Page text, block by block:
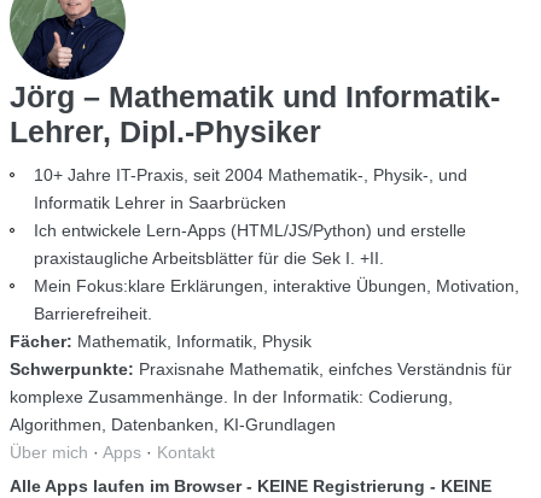
Jörg – Mathematik und Informatik-
Lehrer, Dipl.-Physiker
10+ Jahre IT-Praxis, seit 2004 Mathematik-, Physik-, und
Informatik Lehrer in Saarbrücken
Ich entwickele Lern-Apps (HTML/JS/Python) und erstelle
praxistaugliche Arbeitsblätter für die Sek I. +II.
Mein Fokus:klare Erklärungen, interaktive Übungen, Motivation,
Barrierefreiheit.
Fächer: Mathematik, Informatik, Physik
Schwerpunkte: Praxisnahe Mathematik, einfches Verständnis für
komplexe Zusammenhänge. In der Informatik: Codierung,
Algorithmen, Datenbanken, KI-Grundlagen
Über mich · Apps· Kontakt
Alle Apps laufen im Browser - KEINE Registrierung - KEINE